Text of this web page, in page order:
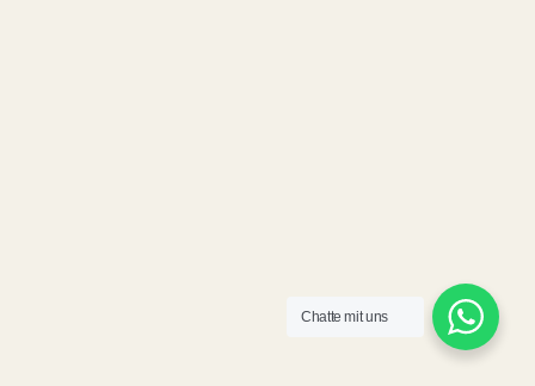
Chatte mit uns